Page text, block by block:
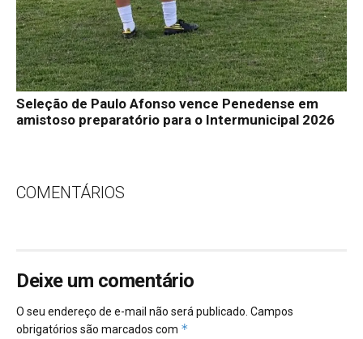
Seleção de Paulo Afonso vence Penedense em
amistoso preparatório para o Intermunicipal 2026
COMENTÁRIOS
Deixe um comentário
O seu endereço de e-mail não será publicado. Campos
obrigatórios são marcados com *